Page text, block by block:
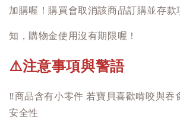
加購喔！購買會取消該商品訂購並存款
知，購物金使用沒有期限喔！
⚠️注意事項與警語
‼️商品含有小零件 若寶貝喜歡啃咬與吞
安全性